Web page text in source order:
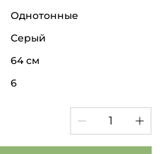
Однотонные
Серый
64 см
6